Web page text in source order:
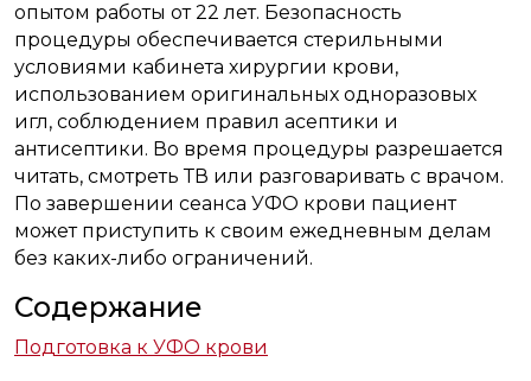
опытом работы от 22 лет. Безопасность
процедуры обеспечивается стерильными
условиями кабинета хирургии крови,
использованием оригинальных одноразовых
игл, соблюдением правил асептики и
антисептики. Во время процедуры разрешается
читать, смотреть ТВ или разговаривать с врачом.
По завершении сеанса УФО крови пациент
может приступить к своим ежедневным делам
без каких-либо ограничений.
Содержание
Подготовка к УФО крови